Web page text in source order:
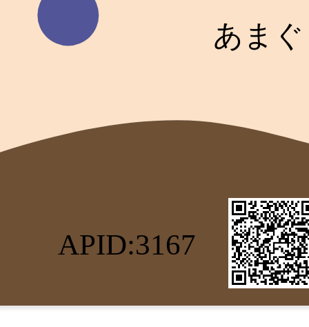
あま
APID:3167